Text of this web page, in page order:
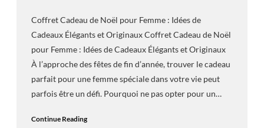
Coffret Cadeau de Noël pour Femme : Idées de
Cadeaux Élégants et Originaux Coffret Cadeau de Noël
pour Femme : Idées de Cadeaux Élégants et Originaux
À l’approche des fêtes de fin d’année, trouver le cadeau
parfait pour une femme spéciale dans votre vie peut
parfois être un défi. Pourquoi ne pas opter pour un…
Continue Reading